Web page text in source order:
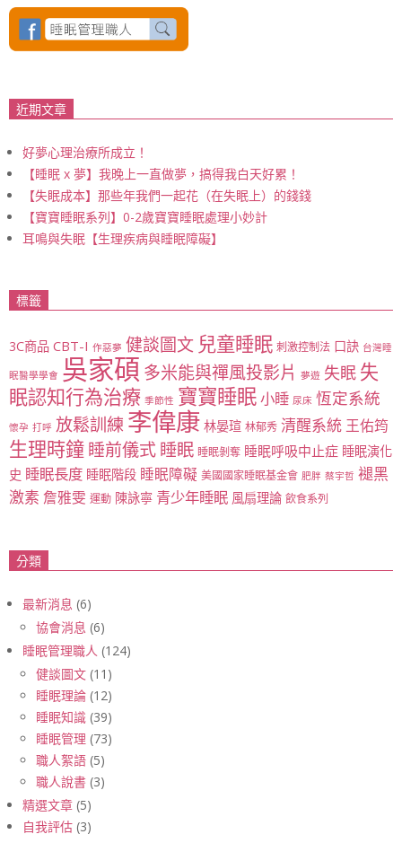
近期文章
好夢心理治療所成立！
【睡眠 x 夢】我晚上一直做夢，搞得我白天好累！
【失眠成本】那些年我們一起花（在失眠上）的錢錢
【寶寶睡眠系列】0-2歲寶寶睡眠處理小妙計
耳鳴與失眠【生理疾病與睡眠障礙】
標籤
3C商品 CBT-I 作惡夢 健談圖文 兒童睡眠 刺激控制法 口訣 台灣睡
眠醫學學會 吳家碩 多米能與禪風投影片 夢遊 失眠 失
眠認知行為治療 季節性 寶寶睡眠小睡 尿床 恆定系統
懷孕 打呼 放鬆訓練 李偉康 林晏瑄 林郁秀 清醒系統 王佑筠
生理時鐘睡前儀式睡眠 睡眠剝奪 睡眠呼吸中止症 睡眠演化
史 睡眠長度 睡眠階段 睡眠障礙 美國國家睡眠基金會 肥胖 蔡宇哲 褪黑
激素詹雅雯 運動 陳詠寧 青少年睡眠 風扇理論 飲食系列
分類
最新消息 (6)
協會消息 (6)
睡眠管理職人 (124)
健談圖文 (11)
睡眠理論 (12)
睡眠知識 (39)
睡眠管理 (73)
職人絮語 (5)
職人說書 (3)
精選文章 (5)
自我評估 (3)